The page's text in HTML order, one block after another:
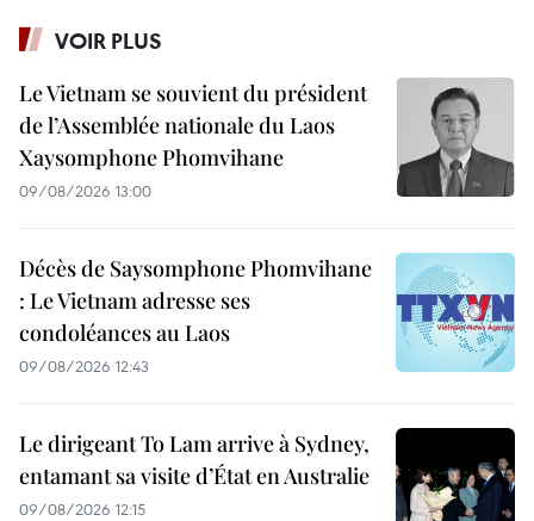
VOIR PLUS
Le Vietnam se souvient du président
de l’Assemblée nationale du Laos
Xaysomphone Phomvihane
09/08/2026 13:00
Décès de Saysomphone Phomvihane
: Le Vietnam adresse ses
condoléances au Laos
09/08/2026 12:43
Le dirigeant To Lam arrive à Sydney,
entamant sa visite d’État en Australie
09/08/2026 12:15